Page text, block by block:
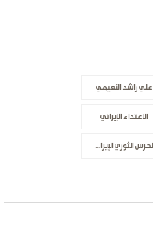
علي راشد النعيمي
الاعتداء الإيراني
الحرس الثوري الإيراني